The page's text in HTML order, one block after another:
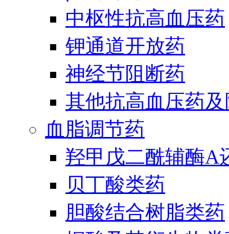
中枢性抗高血压药
钾通道开放药
神经节阻断药
其他抗高血压药
血脂调节药
羟甲戊二酰辅酶A
贝丁酸类药
胆酸结合树脂类药